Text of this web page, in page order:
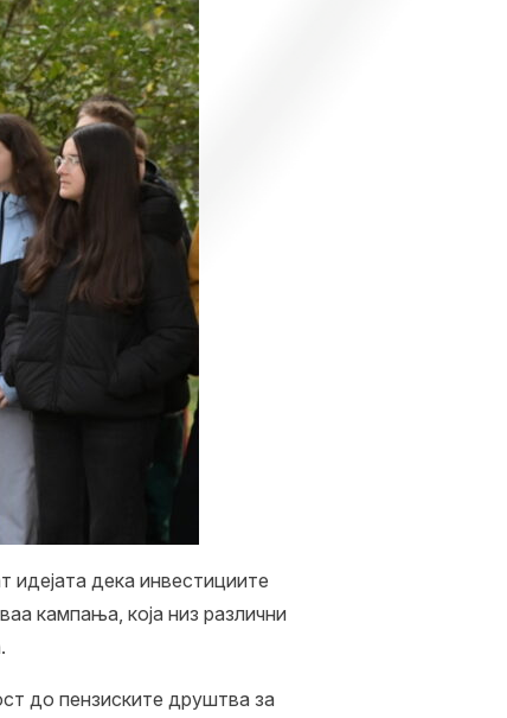
идејата дека инвестициите
кампања, која низ различни
до пензиските друштва за